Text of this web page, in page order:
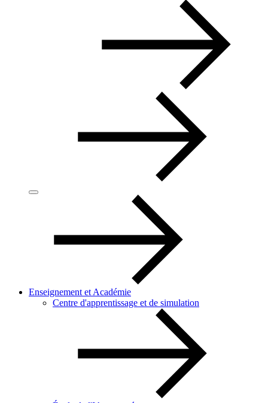
Enseignement et Académie
Centre d'apprentissage et de simulation